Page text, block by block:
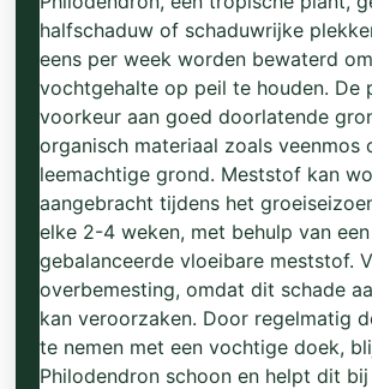
halfschaduw of schaduwrijke
eens per week worden bewaterd
vochtgehalte op peil te houden. De
voorkeur aan goed doorlatende
organisch materiaal zoals veenmos
leemachtige grond. Meststof kan
aangebracht tijdens het
elke 2-4 weken, met behulp van een
gebalanceerde vloeibare meststof.
overbemesting, omdat dit schade
kan veroorzaken. Door regelmatig
te nemen met een vochtige doek,
Philodendron schoon en helpt dit